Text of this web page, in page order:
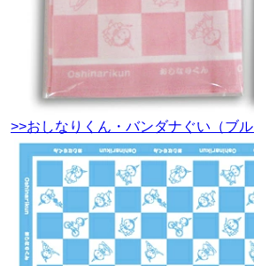
>>おしなりくん・バンダナぐい（ブ